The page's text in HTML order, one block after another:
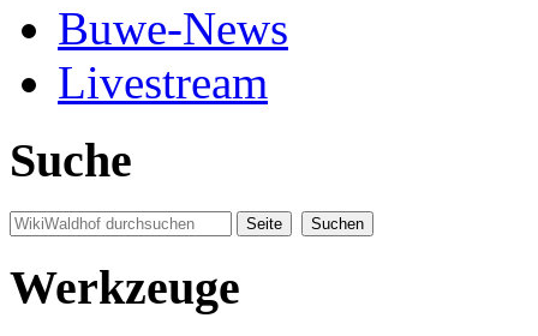
Buwe-News
Livestream
Suche
Werkzeuge